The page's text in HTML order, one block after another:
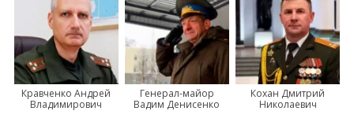
Кравченко Андрей
Владимирович
Генерал-майор
Вадим Денисенко
Кохан Дмитрий
Николаевич